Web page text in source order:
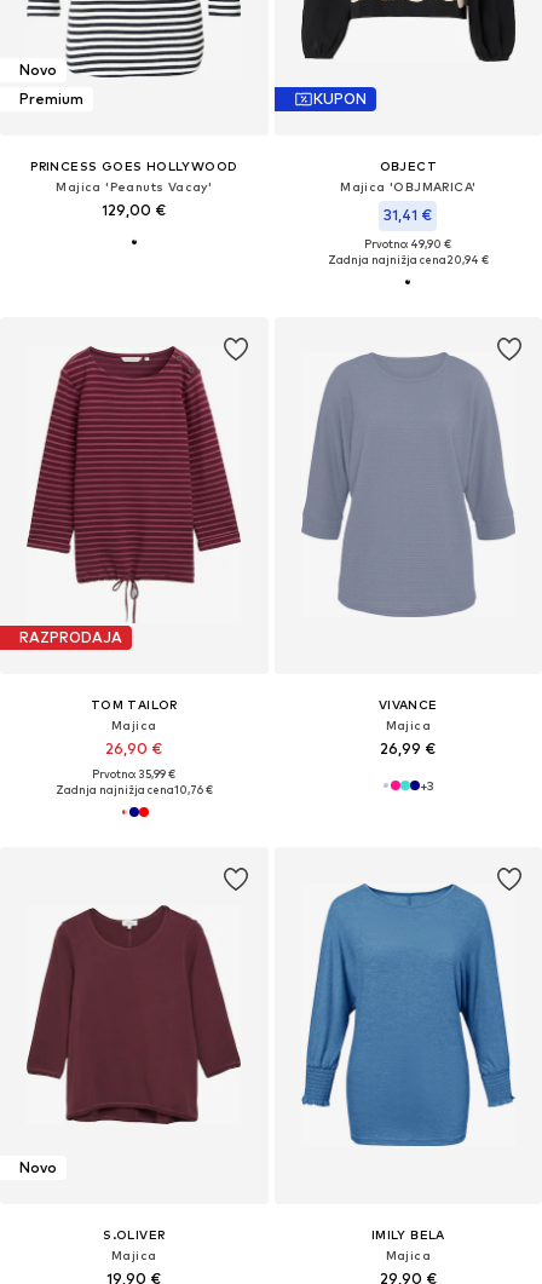
Novo
Premium
PRINCESS GOES HOLLYWOOD
Majica 'Peanuts Vacay'
129,00 €
KUPON
OBJECT
Majica 'OBJMARICA'
31,41 €
Prvotno: 49,90 €
Zadnja najnižja cena20,94 €
RAZPRODAJA
TOM TAILOR
Majica
26,90 €
Prvotno: 35,99 €
Zadnja najnižja cena10,76 €
VIVANCE
Majica
26,99 €
+3
Novo
S.OLIVER
Majica
19,90 €
IMILY BELA
Majica
29,90 €